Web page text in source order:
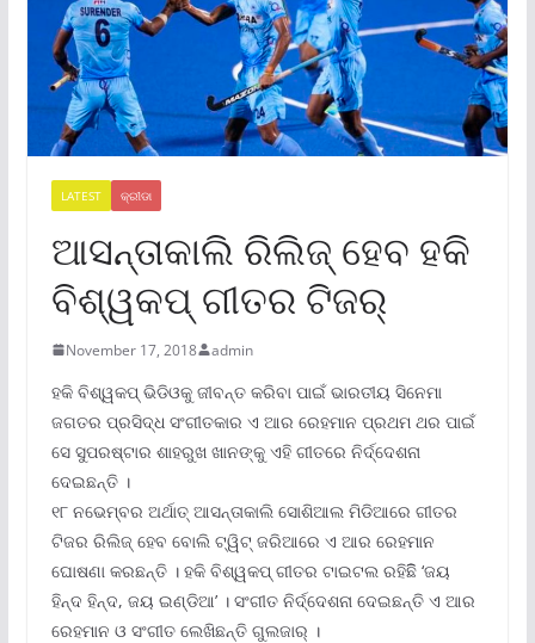
LATEST କ୍ରୀଡା
ଆସନ୍ତାକାଲି ରିଲିଜ୍ ହେବ ହକି
ବିଶ୍ୱକପ୍ ଗୀତର ଟିଜର୍
November 17, 2018 admin
ହକି ବିଶ୍ୱକପ୍ ଭିଡିଓକୁ ଜୀବନ୍ତ କରିବା ପାଇଁ ଭାରତୀୟ ସିନେମା
ଜଗତର ପ୍ରସିଦ୍ଧ ସଂଗୀତକାର ଏ ଆର ରେହମାନ ପ୍ରଥମ ଥର ପାଇଁ
ସେ ସୁପରଷ୍ଟାର ଶାହରୁଖ ଖାନଙ୍କୁ ଏହି ଗୀତରେ ନିର୍ଦ୍ଦେଶନା
ଦେଇଛନ୍ତି ।
୧୮ ନଭେମ୍ବର ଅର୍ଥାତ୍ ଆସନ୍ତାକାଲି ସୋଶିଆଲ ମିଡିଆରେ ଗୀତର
ଟିଜର ରିଲିଜ୍ ହେବ ବୋଲି ଟ୍ୱିଟ୍ ଜରିଆରେ ଏ ଆର ରେହମାନ
ଘୋଷଣା କରଛନ୍ତି । ହକି ବିଶ୍ୱକପ୍ ଗୀତର ଟାଇଟଲ ରହିଛିି ‘ଜୟ
ହିନ୍ଦ ହିନ୍ଦ, ଜୟ ଇଣ୍ଡିଆ’ । ସଂଗୀତ ନିର୍ଦ୍ଦେଶନା ଦେଇଛନ୍ତି ଏ ଆର
ରେହମାନ ଓ ସଂଗୀତ ଲେଖିଛନ୍ତି ଗୁଲଜାର୍ ।